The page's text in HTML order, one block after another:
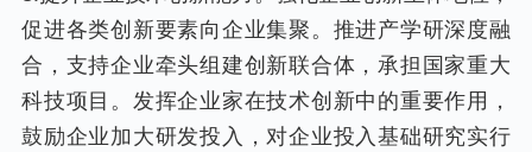
促进各类创新要素向企业集聚。推进产学研深度融
合，支持企业牵头组建创新联合体，承担国家重大
科技项目。发挥企业家在技术创新中的重要作用，
鼓励企业加大研发投入，对企业投入基础研究实行